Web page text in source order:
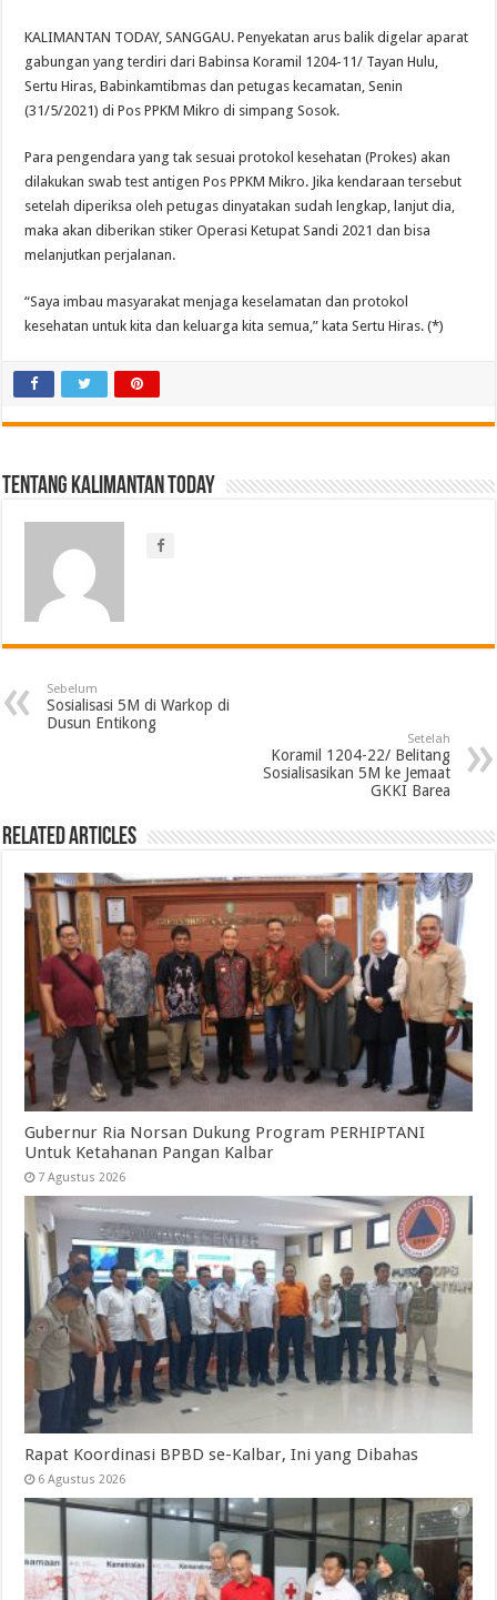
KALIMANTAN TODAY, SANGGAU. Penyekatan arus balik digelar aparat
gabungan yang terdiri dari Babinsa Koramil 1204-11/ Tayan Hulu,
Sertu Hiras, Babinkamtibmas dan petugas kecamatan, Senin
(31/5/2021) di Pos PPKM Mikro di simpang Sosok.
Para pengendara yang tak sesuai protokol kesehatan (Prokes) akan
dilakukan swab test antigen Pos PPKM Mikro. Jika kendaraan tersebut
setelah diperiksa oleh petugas dinyatakan sudah lengkap, lanjut dia,
maka akan diberikan stiker Operasi Ketupat Sandi 2021 dan bisa
melanjutkan perjalanan.
“Saya imbau masyarakat menjaga keselamatan dan protokol
kesehatan untuk kita dan keluarga kita semua,” kata Sertu Hiras. (*)
Tentang Kalimantan Today
Sebelum
Sosialisasi 5M di Warkop di
Dusun Entikong
Setelah
Koramil 1204-22/ Belitang
Sosialisasikan 5M ke Jemaat
GKKI Barea
Related Articles
Gubernur Ria Norsan Dukung Program PERHIPTANI
Untuk Ketahanan Pangan Kalbar
7 Agustus 2026
Rapat Koordinasi BPBD se-Kalbar, Ini yang Dibahas
6 Agustus 2026